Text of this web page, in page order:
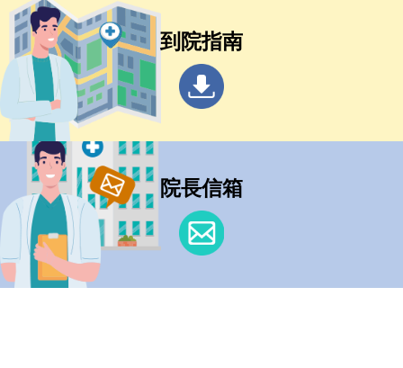
到院指南
院長信箱